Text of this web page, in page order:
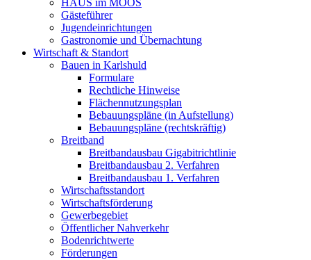
HAUS im MOOS
Gästeführer
Jugendeinrichtungen
Gastronomie und Übernachtung
Wirtschaft & Standort
Bauen in Karlshuld
Formulare
Rechtliche Hinweise
Flächennutzungsplan
Bebauungspläne (in Aufstellung)
Bebauungspläne (rechtskräftig)
Breitband
Breitbandausbau Gigabitrichtlinie
Breitbandausbau 2. Verfahren
Breitbandausbau 1. Verfahren
Wirtschaftsstandort
Wirtschaftsförderung
Gewerbegebiet
Öffentlicher Nahverkehr
Bodenrichtwerte
Förderungen